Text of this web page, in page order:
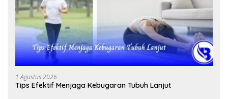
1 Agustus 2026
Tips Efektif Menjaga Kebugaran Tubuh Lanjut